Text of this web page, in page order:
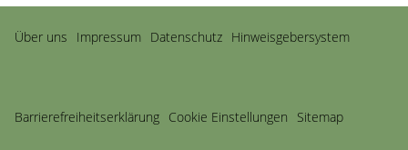
Navigation
überspringen
Über uns Impressum Datenschutz Hinweisgebersystem
Barriere­freiheits­erklärung Cookie Einstellungen Sitemap